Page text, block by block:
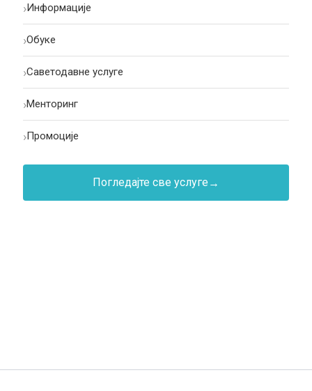
›Информације
›Oбуке
›Саветодавне услуге
›Менторинг
›Промоције
Погледајте све услуге →